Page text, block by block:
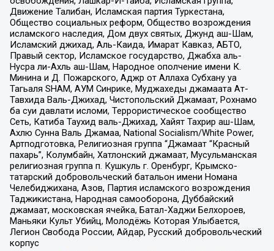
Движение Талибан, Исламская партия Туркестана,
Общество социальных реформ, Общество возрождения
исламского наследия, Дом двух святых, Джунд аш-Шам,
Исламский джихад, Аль-Каида, Имарат Кавказ, АБТО,
Правый сектор, Исламское государство, Джабха аль-
Нусра ли-Ахль аш-Шам, Народное ополчение имени К.
Минина и Д. Пожарского, Аджр от Аллаха Субхану уа
Тагьаля SHAM, АУМ Синрике, Муджахеды джамаата Ат-
Тавхида Валь-Джихад, Чистопольский Джамаат, Рохнамо
ба суи давлати исломи, Террористическое сообщество
Сеть, Катиба Таухид валь-Джихад, Хайят Тахрир аш-Шам,
Ахлю Сунна Валь Джамаа, National Socialism/White Power,
Артподготовка, Религиозная группа “Джамаат “Красный
пахарь”, Колумбайн, Хатлонский джамаат, Мусульманская
религиозная группа п. Кушкуль г. Оренбург, Крымско-
татарский добровольческий батальон имени Номана
Челебиджихана, Азов, Партия исламского возрождения
Таджикистана, Народная самооборона, Дуббайский
джамаат, московская ячейка, Батал-Хаджи Белхороев,
Маньяки Культ Убийц, Молодёжь Которая Улыбается,
Легион Свобода России, Айдар, Русский добровольческий
корпус